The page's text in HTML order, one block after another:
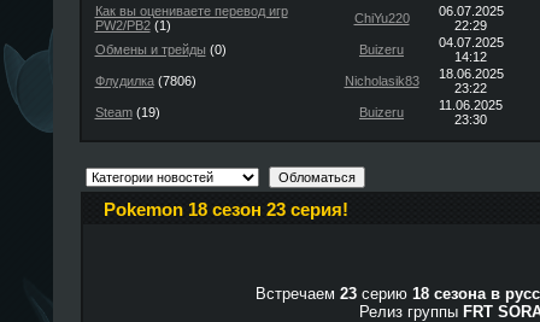
Как вы оцениваете перевод игр
PW2/PB2(1) ChiYu220
06.07.2025
22:29
Обмены и трейды (0) Buizeru
04.07.2025
14:12
Флудилка(7806) Nicholasik83
18.06.2025
23:22
Steam(19) Buizeru
11.06.2025
23:30
Pokemon 18 сезон 23 серия!
Встречаем 23 серию 18 сезона в
Релиз группы FRT